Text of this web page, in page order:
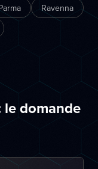
Ravenna
le domande